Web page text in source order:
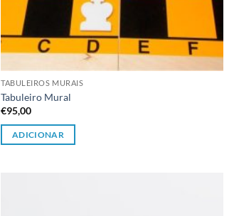
TABULEIROS MURAIS
Tabuleiro Mural
€95,00
ADICIONAR